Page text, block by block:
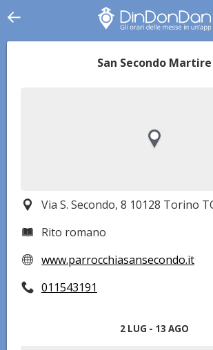
San Secondo Martire
Via S. Secondo, 8 10128 Torino
Rito romano
www.parrocchiasansecondo.it
011543191
2 LUG - 13 AGO